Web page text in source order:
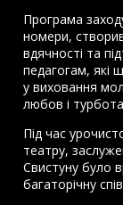
Програма
номери,
вдячності та
педагогам, які
у виховання
любов і
Під час
театру,
Свистуну було
багаторічну